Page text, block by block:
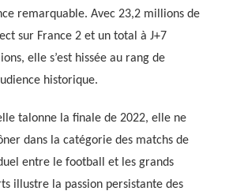
remarquable. Avec 23,2 millions de
sur France 2 et un total à J+7
elle s’est hissée au rang de
historique.
talonne la finale de 2022, elle ne
dans la catégorie des matchs de
entre le football et les grands
illustre la passion persistante des